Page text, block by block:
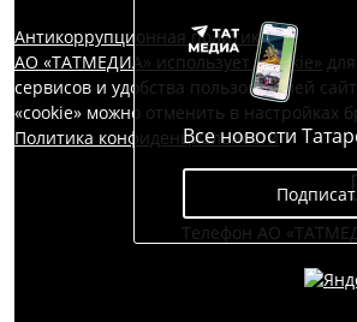
Все новости
Антикоррупционная политика
АО «ТАТМЕДИА» использует «cookie»
сервисов и удобства пользователей
«cookie» можно отменить в настройках
Политика конфиденциальности
Телефон АО